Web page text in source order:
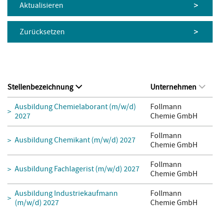
Aktualisieren
Zurücksetzen
Stellenbezeichnung
Unternehmen
Ausbildung Chemielaborant (m/w/d)
2027
Follmann
Chemie GmbH
Ausbildung Chemikant (m/w/d) 2027
Follmann
Chemie GmbH
Ausbildung Fachlagerist (m/w/d) 2027
Follmann
Chemie GmbH
Ausbildung Industriekaufmann
(m/w/d) 2027
Follmann
Chemie GmbH